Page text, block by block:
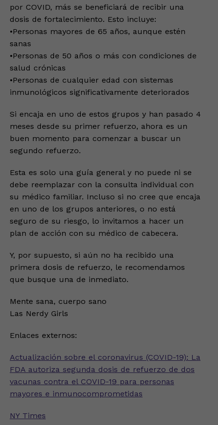
por COVID, más se beneficiará de recibir una
dosis de fortalecimiento. Esto incluye:
•Personas mayores de 65 años, aunque estén
sanas
•Personas de 50 años o más con condiciones de
salud crónicas
•Personas de cualquier edad con sistemas
inmunológicos significativamente deteriorados
Si encaja en uno de estos grupos y han pasado 4
meses desde su primer refuerzo, ahora es un
buen momento para comenzar a buscar un
segundo refuerzo.
Esta es solo una guía general y no puede ni se
debe reemplazar con la consulta individual con
su médico familiar. Incluso si no cree que encaja
en uno de los grupos anteriores, o no está
seguro de su riesgo, lo invitamos a hacer un
plan de acción con su médico de cabecera.
Y, por supuesto, si aún no ha recibido una
primera dosis de refuerzo, le recomendamos
que busque una de inmediato.
Mente sana, cuerpo sano
Las Nerdy Girls
Enlaces externos:
Actualización sobre el coronavirus (COVID-19): La
FDA autoriza segunda dosis de refuerzo de dos
vacunas contra el COVID-19 para personas
mayores e inmunocomprometidas
NY Times